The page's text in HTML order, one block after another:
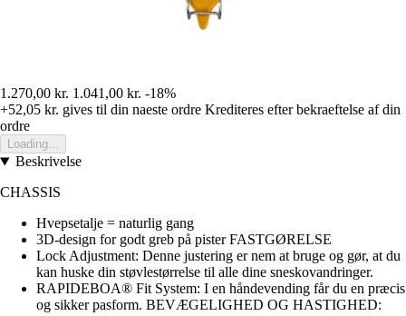
1.270,00 kr. 1.041,00 kr. -18%
+52,05 kr. gives til din naeste ordre Krediteres efter bekraeftelse af din
ordre
Loading...
Beskrivelse
CHASSIS
Hvepsetalje = naturlig gang
3D-design for godt greb på pister FASTGØRELSE
Lock Adjustment: Denne justering er nem at bruge og gør, at du
kan huske din støvlestørrelse til alle dine sneskovandringer.
RAPIDEBOA® Fit System: I en håndevending får du en præcis
og sikker pasform. BEVÆGELIGHED OG HASTIGHED: